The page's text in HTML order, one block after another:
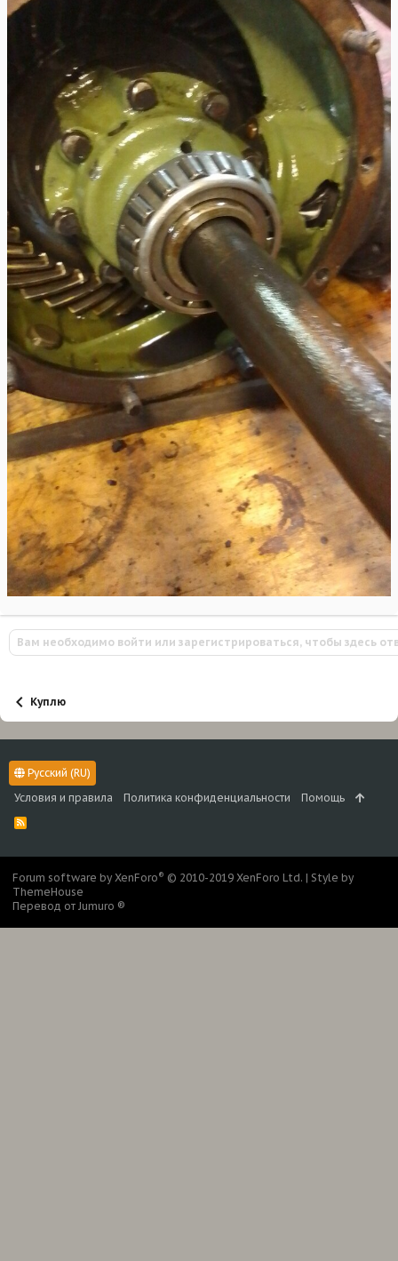
Вам необходимо войти или зарегистрироваться, чтобы здесь
Куплю
Русский (RU)
Условия и правила
Политика конфиденциальности Помощь
R
S
Forum software by XenForo® © 2010-2019 XenForo Ltd. | Style by
ThemeHouse
Перевод от Jumuro ®